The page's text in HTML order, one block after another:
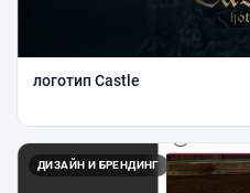
логотип Castle
ДИЗАЙН И БРЕНДИНГ